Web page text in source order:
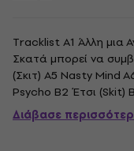
Tracklist Α1 Άλλη μια
Σκατά μπορεί να
(Σκιτ) A5 Nasty Mind
Psycho B2 Έτσι (Skit)
Music Γ1 Υποκινητής
Obie Trice (Skit) D1
Διάβασε